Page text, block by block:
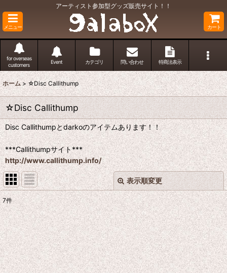
アーティスト参加型グッズ販売サイト！！
メニュー カート
for overseas
customers
Event カテゴリ 問い合わせ 特商法表示
ホーム > ☆Disc Callithump
☆Disc Callithump
Disc Callithumpとdarkoのアイテムあります！！
***Callithumpサイト***
http://www.callithump.info/
表示順変更
表示数:
並び順:
絞り込む
閉じる
7件